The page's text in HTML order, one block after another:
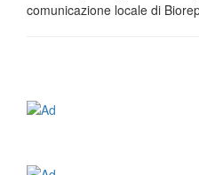
comunicazione locale di